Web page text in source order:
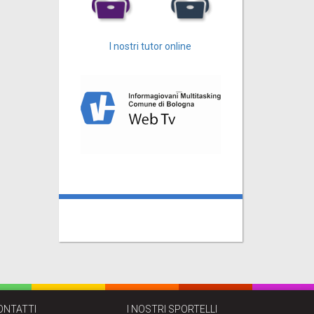
I nostri tutor online
I NOSTRI SPORTELLI